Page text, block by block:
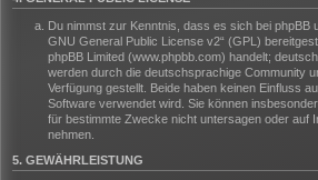
Du nimmst zur Kenntnis, dass es sich bei phpBB
GNU General Public License v2“ (GPL)
phpBB Limited (www.phpbb.com) handelt;
werden durch die deutschsprachige Community
Verfügung gestellt. Beide haben keinen Einfluss
Software verwendet wird. Sie können
für bestimmte Zwecke nicht untersagen oder auf
nehmen.
5. GEWÄHRLEISTUNG